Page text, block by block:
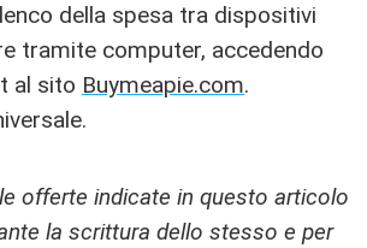
della spesa tra dispositivi
tramite computer, accedendo
al sito Buymeapie.com.
offerte indicate in questo articolo
la scrittura dello stesso e per